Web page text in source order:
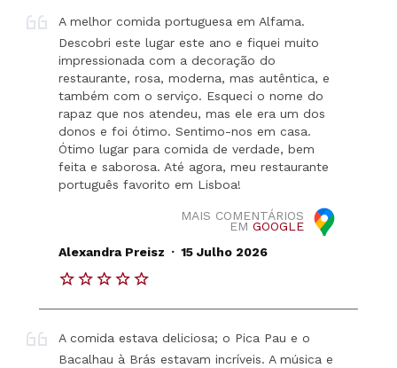
A melhor comida portuguesa em Alfama.
Descobri este lugar este ano e fiquei muito
impressionada com a decoração do
restaurante, rosa, moderna, mas autêntica, e
também com o serviço. Esqueci o nome do
rapaz que nos atendeu, mas ele era um dos
donos e foi ótimo. Sentimo-nos em casa.
Ótimo lugar para comida de verdade, bem
feita e saborosa. Até agora, meu restaurante
português favorito em Lisboa!
MAIS COMENTÁRIOS
EM GOOGLE
Alexandra Preisz . 15 Julho 2026
A comida estava deliciosa; o Pica Pau e o
Bacalhau à Brás estavam incríveis. A música e